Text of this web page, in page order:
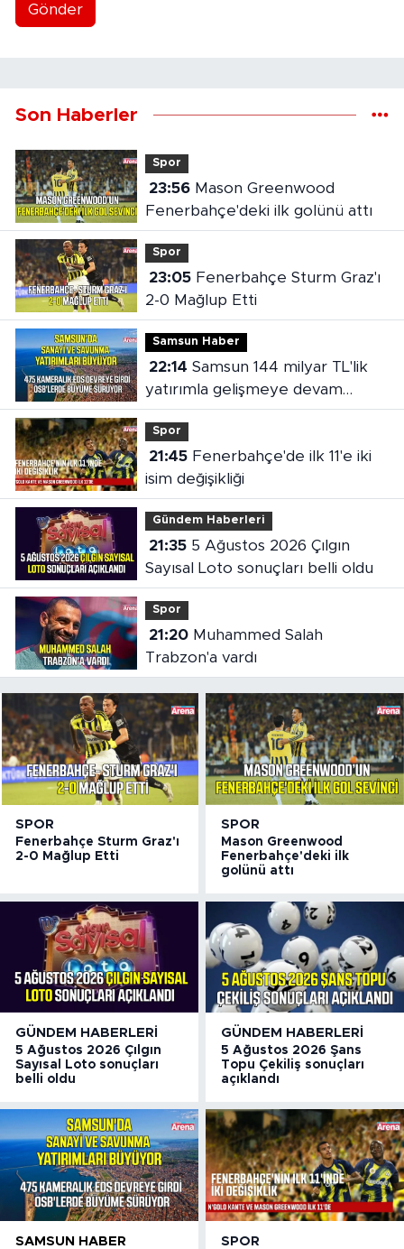
Gönder
Son Haberler
Spor
23:56Mason Greenwood
Fenerbahçe'deki ilk golünü attı
Spor
23:05Fenerbahçe Sturm Graz'ı
2-0 Mağlup Etti
Samsun Haber
22:14
yatırımla gelişmeye devam
ediyor
Spor
21:45Fenerbahçe'de ilk 11'e iki
isim değişikliği
Gündem Haberleri
21:355 Ağustos 2026 Çılgın
Sayısal Loto sonuçları belli oldu
Spor
21:20Muhammed Salah
Trabzon'a vardı
SPOR
Fenerbahçe Sturm Graz'ı
2-0 Mağlup Etti
SPOR
Mason Greenwood
Fenerbahçe'deki ilk
golünü attı
GÜNDEM HABERLERI
5 Ağustos 2026 Çılgın
Sayısal Loto sonuçları
belli oldu
GÜNDEM HABERLERI
5 Ağustos 2026 Şans
Topu Çekiliş sonuçları
açıklandı
SAMSUN HABER SPOR